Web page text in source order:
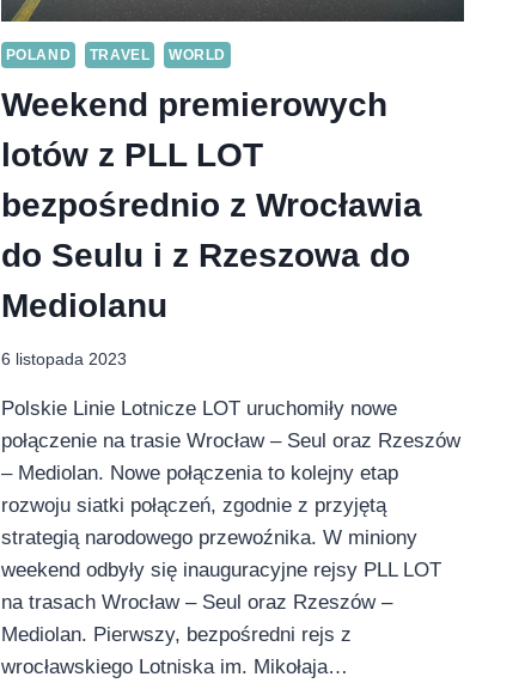
POLAND TRAVEL WORLD
Weekend premierowych
lotów z PLL LOT
bezpośrednio z Wrocławia
do Seulu i z Rzeszowa do
Mediolanu
6 listopada 2023
Polskie Linie Lotnicze LOT uruchomiły nowe
połączenie na trasie Wrocław – Seul oraz Rzeszów
– Mediolan. Nowe połączenia to kolejny etap
rozwoju siatki połączeń, zgodnie z przyjętą
strategią narodowego przewoźnika. W miniony
weekend odbyły się inauguracyjne rejsy PLL LOT
na trasach Wrocław – Seul oraz Rzeszów –
Mediolan. Pierwszy, bezpośredni rejs z
wrocławskiego Lotniska im. Mikołaja…